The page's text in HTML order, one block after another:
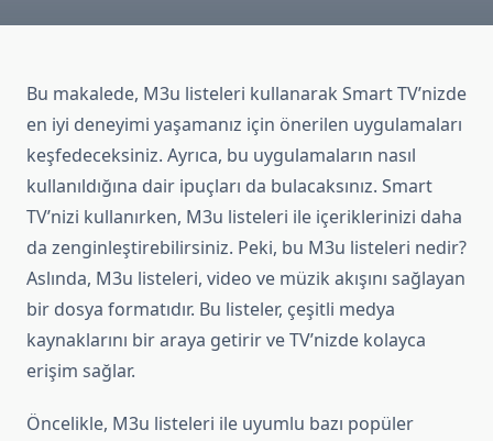
Bu makalede, M3u listeleri kullanarak Smart TV’nizde
en iyi deneyimi yaşamanız için önerilen uygulamaları
keşfedeceksiniz. Ayrıca, bu uygulamaların nasıl
kullanıldığına dair ipuçları da bulacaksınız. Smart
TV’nizi kullanırken, M3u listeleri ile içeriklerinizi daha
da zenginleştirebilirsiniz. Peki, bu M3u listeleri nedir?
Aslında, M3u listeleri, video ve müzik akışını sağlayan
bir dosya formatıdır. Bu listeler, çeşitli medya
kaynaklarını bir araya getirir ve TV’nizde kolayca
erişim sağlar.
Öncelikle, M3u listeleri ile uyumlu bazı popüler